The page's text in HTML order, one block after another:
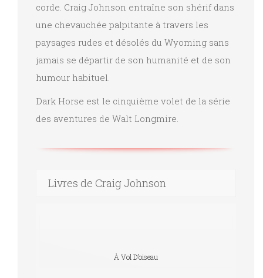
corde. Craig Johnson entraîne son shérif dans
une chevauchée palpitante à travers les
paysages rudes et désolés du Wyoming sans
jamais se départir de son humanité et de son
humour habituel.
Dark Horse est le cinquième volet de la série
des aventures de Walt Longmire.
Livres de Craig Johnson
À Vol D’oiseau